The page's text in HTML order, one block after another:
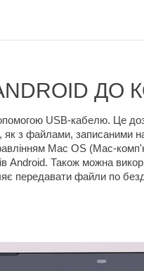
ДО
USB-кабелю. Це
як з файлами, записаними
Mac OS (Мас-
Android. Також можна
передавати файли по